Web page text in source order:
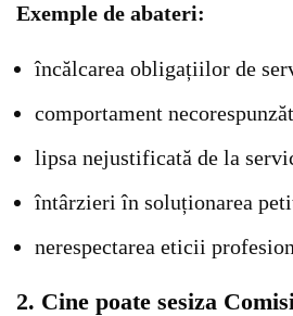
Exemple de abateri:
încălcarea obligațiilor de
comportament
lipsa nejustificată de la
întârzieri în soluționarea
nerespectarea eticii
2. Cine poate sesiza